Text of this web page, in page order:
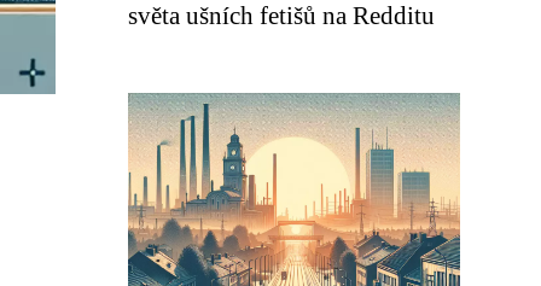
světa ušních fetišů na Redditu